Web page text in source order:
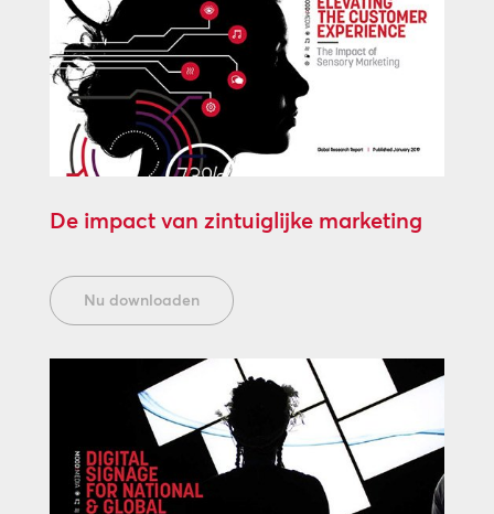
De impact van zintuiglijke marketing
Nu downloaden